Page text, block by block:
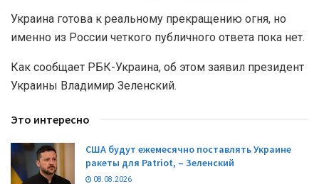
Украина готова к реальному прекращению огня, но
именно из России четкого публичного ответа пока нет.
Как сообщает РБК-Украина, об этом заявил президент
Украины Владимир Зеленский.
Это интересно
США будут ежемесячно поставлять Украине
ракеты для Patriot, – Зеленский
08.08.2026